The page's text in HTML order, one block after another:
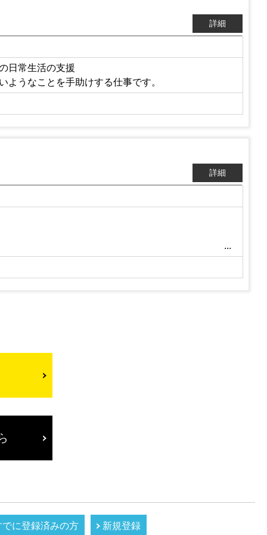
詳細
日常生活の支援
うなことを手助けする仕事です。
詳細
新規登録
でに登録済みの方